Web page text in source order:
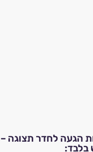
הגעה לחדר תצוגה
בלבד: